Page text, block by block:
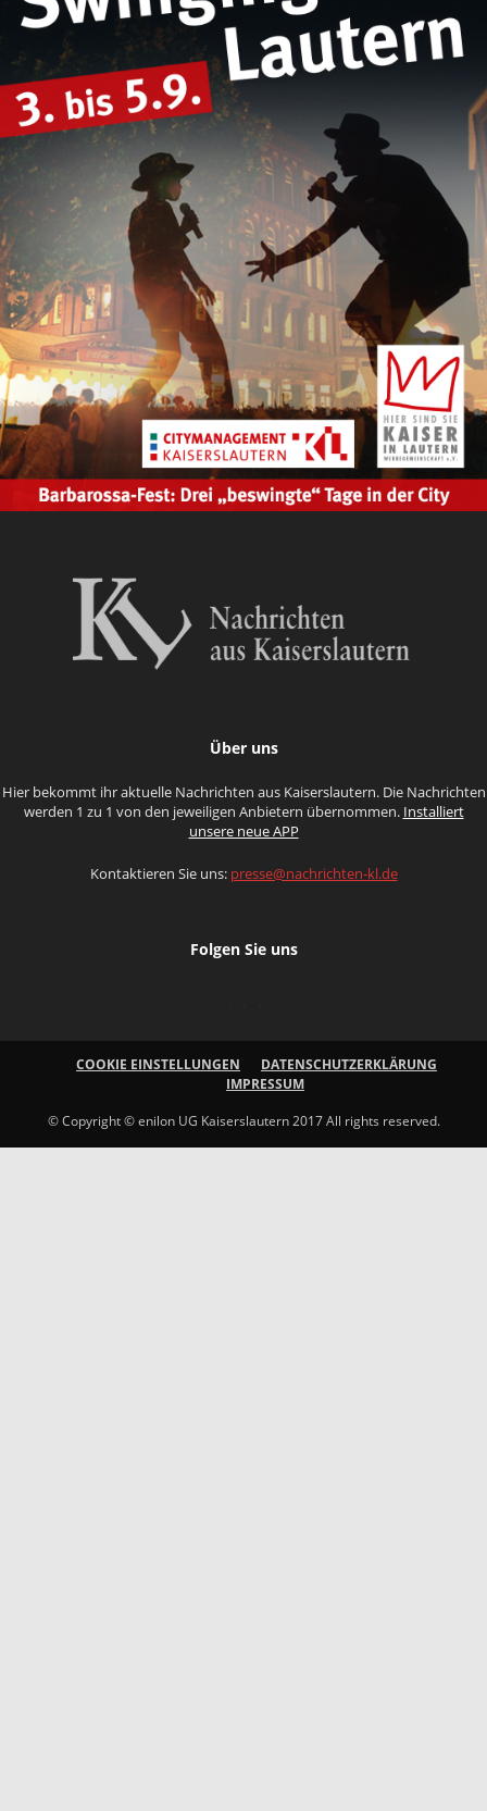
Über uns
Hier bekommt ihr aktuelle Nachrichten aus Kaiserslautern. Die Nachrichten
werden 1 zu 1 von den jeweiligen Anbietern übernommen. Installiert
unsere neue APP
Kontaktieren Sie uns: presse@nachrichten-kl.de
Folgen Sie uns
COOKIE EINSTELLUNGEN
DATENSCHUTZERKLÄRUNG
IMPRESSUM
© Copyright © enilon UG Kaiserslautern 2017 All rights reserved.